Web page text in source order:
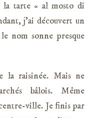
la tarte « al mosto di
j’ai découvert un
nom sonne presque
la raisinée. Mais ne
bâlois. Même
ville. Je finis par